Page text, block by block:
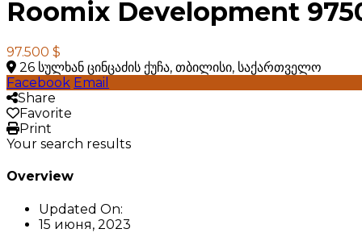
Roomix Development
97.500 $
26 სულხან ცინცაძის ქუჩა, თბილისი, საქართველო
Facebook Email
Share
Favorite
Print
Your search results
Overview
Updated On:
15 июня, 2023